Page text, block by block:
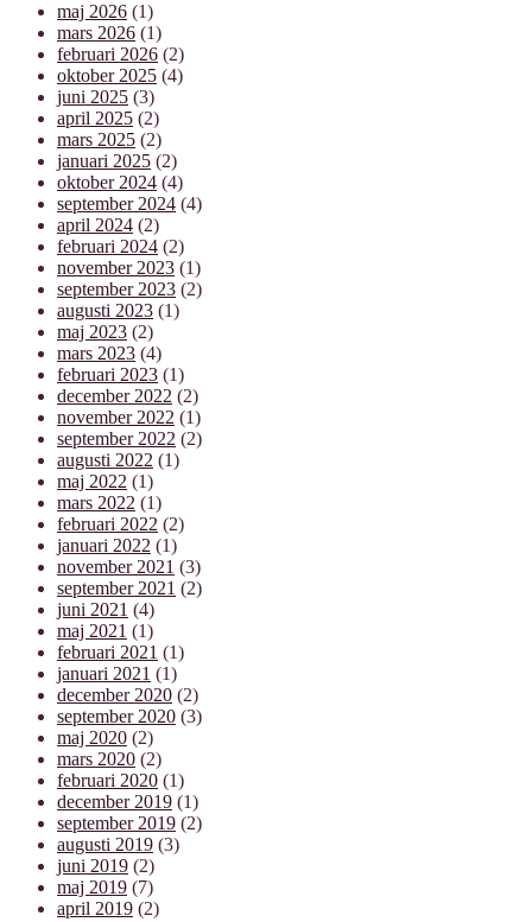
maj 2026 (1)
mars 2026 (1)
februari 2026 (2)
oktober 2025 (4)
juni 2025 (3)
april 2025 (2)
mars 2025 (2)
januari 2025 (2)
oktober 2024 (4)
september 2024 (4)
april 2024 (2)
februari 2024 (2)
november 2023 (1)
september 2023 (2)
augusti 2023 (1)
maj 2023 (2)
mars 2023 (4)
februari 2023 (1)
december 2022 (2)
november 2022 (1)
september 2022 (2)
augusti 2022 (1)
maj 2022 (1)
mars 2022 (1)
februari 2022 (2)
januari 2022 (1)
november 2021 (3)
september 2021 (2)
juni 2021 (4)
maj 2021 (1)
februari 2021 (1)
januari 2021 (1)
december 2020 (2)
september 2020 (3)
maj 2020 (2)
mars 2020 (2)
februari 2020 (1)
december 2019 (1)
september 2019 (2)
augusti 2019 (3)
juni 2019 (2)
maj 2019 (7)
april 2019 (2)